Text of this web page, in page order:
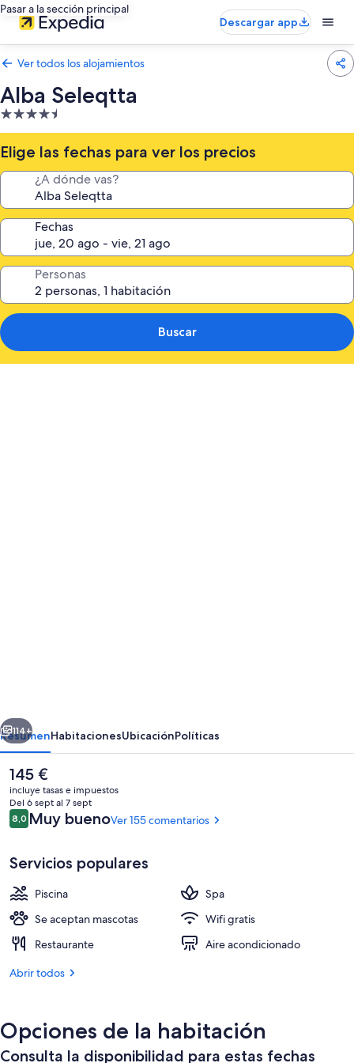
Pasar a la sección principal
Descargar app
Ver todos los alojamientos
Alba Seleqtta
Alojamiento
de
4.5 estrellas
Elige las fechas para ver los precios
¿A dónde vas?
Fechas
Personas
Buscar
Tobogán acuático
Siguiente
114+
ResumenHabitacionesUbicaciónPolíticas
El
precio
actual
es
de
145 €
incluye tasas e impuestos
Del 6 sept al 7 sept
Comentarios
8,08,0 de 10
Muy buenoVer 155 comentarios
Servicios populares
Piscina
Spa
Se aceptan mascotas
Wifi gratis
Restaurante
Aire acondicionado
Abrir todos
Opciones de la habitación
Consulta la disponibilidad para estas fechas